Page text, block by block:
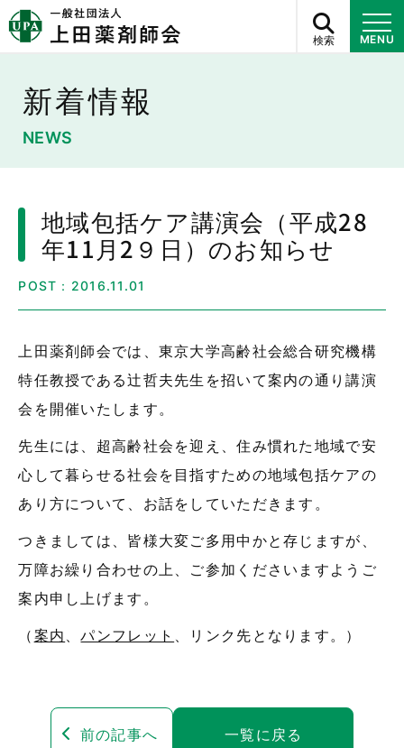
検索 MENU
新着情報
NEWS
地域包括ケア講演会（平成28
年11月2９日）のお知らせ
POST：2016.11.01
上田薬剤師会では、東京大学高齢社会総合研究機構
特任教授である辻哲夫先生を招いて案内の通り講演
会を開催いたします。
先生には、超高齢社会を迎え、住み慣れた地域で安
心して暮らせる社会を目指すための地域包括ケアの
あり方について、お話をしていただきます。
つきましては、皆様大変ご多用中かと存じますが、
万障お繰り合わせの上、ご参加くださいますようご
案内申し上げます。
（案内 、パンフレット 、リンク先となります。）
前の記事へ 一覧に戻る